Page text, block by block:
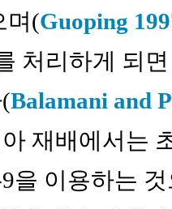
며(Guoping
처리하게 되
Balamani and
재배에서는
을 이용하는